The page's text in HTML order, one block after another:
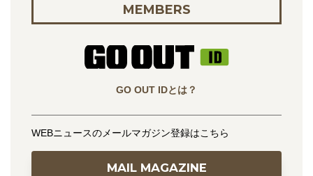
MEMBERS
GO OUT IDとは？
WEBニュースのメールマガジン登録はこちら
MAIL MAGAZINE